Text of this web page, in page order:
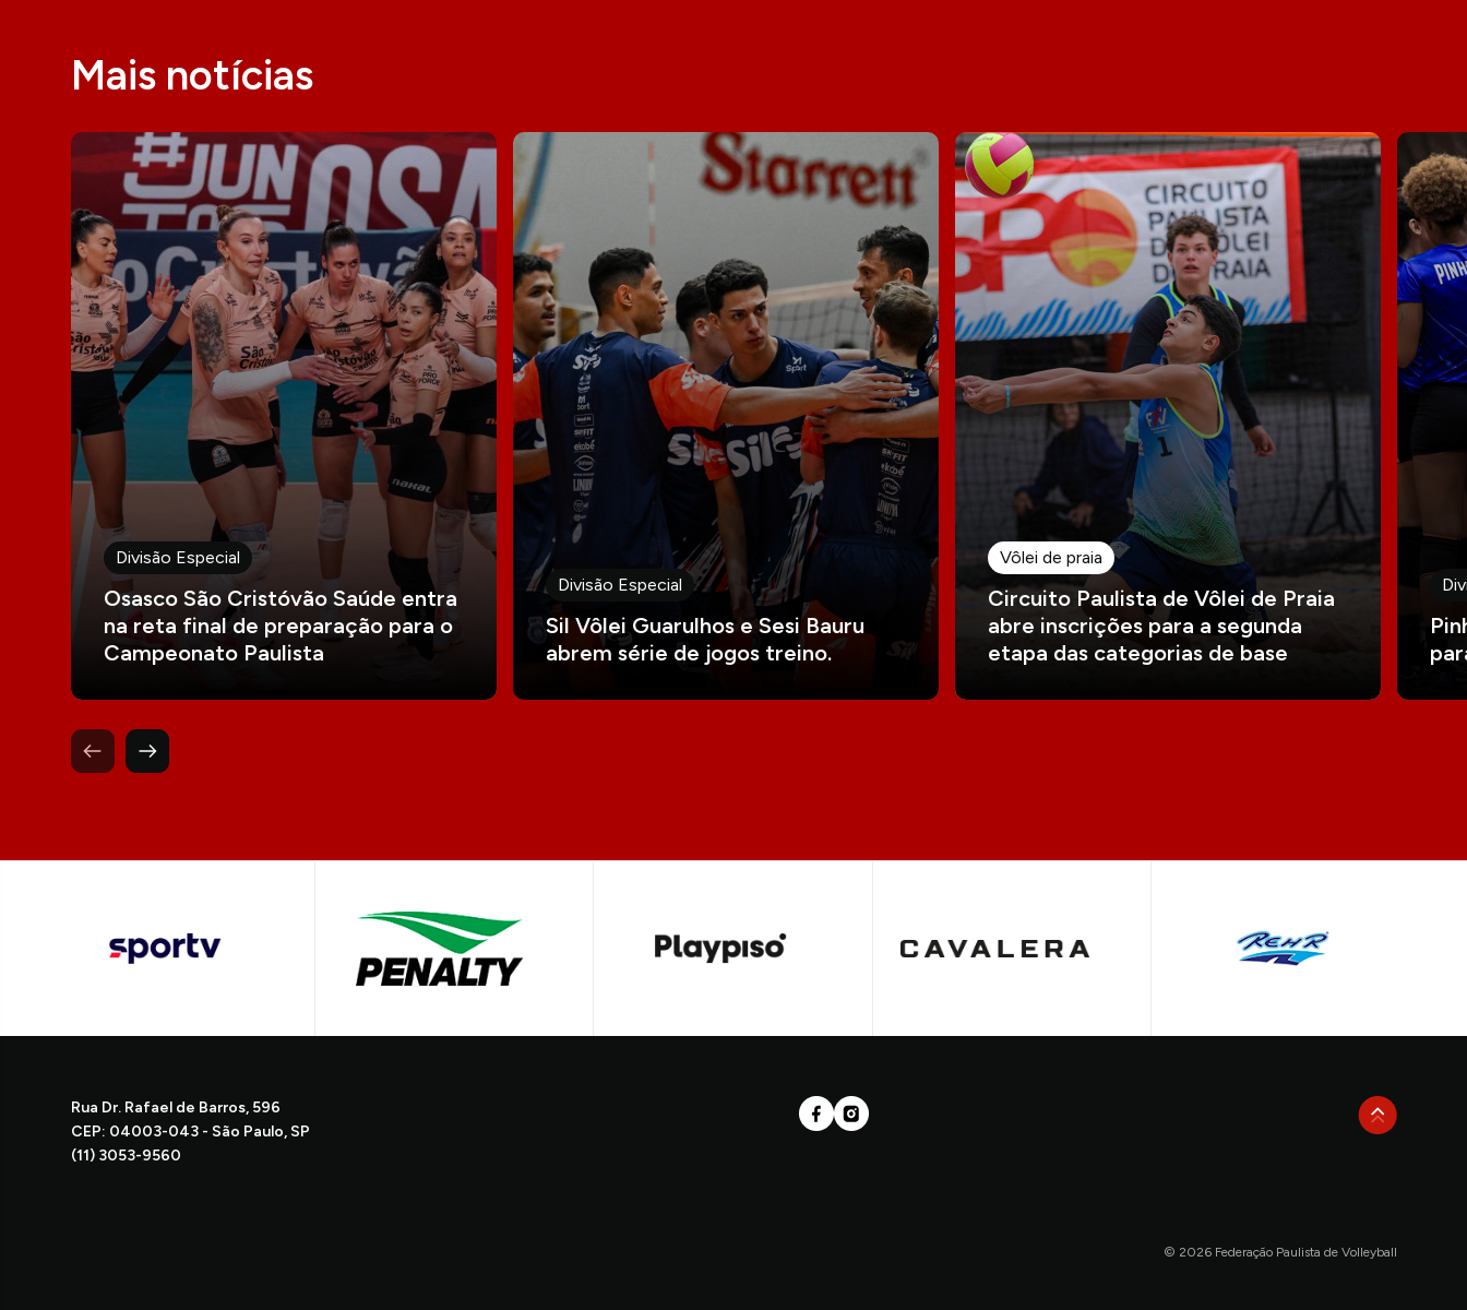
Mais notícias
Divisão Especial
Osasco São Cristóvão Saúde entra
na reta final de preparação para o
Campeonato Paulista
Divisão Especial
Sil Vôlei Guarulhos e Sesi Bauru
abrem série de jogos treino.
Vôlei de praia
Circuito Paulista de Vôlei de Praia
abre inscrições para a segunda
etapa das categorias de base
Rua Dr. Rafael de Barros, 596
CEP: 04003-043 - São Paulo, SP
(11) 3053-9560
© 2026 Federação Paulista de Volleyball